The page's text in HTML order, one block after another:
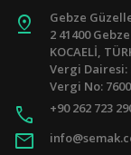
pin_drop
Gebze
2 41400 Gebze
KOCAELİ,
Vergi Dairesi:
Vergi No:
call +90 262 723
mail